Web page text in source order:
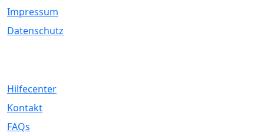
Impressum
Datenschutz
Hilfecenter
Kontakt
FAQs